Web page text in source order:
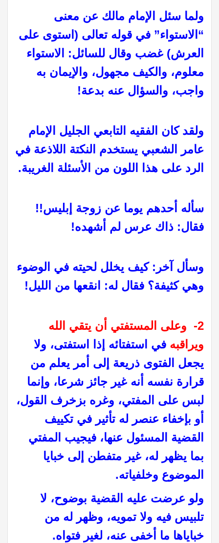
ولما سئل الإمام مالك عن معنى
“الاستواء” في قوله تعالى (استوى على
العرش) غضب وقال للسائل: الاستواء
معلوم، والكيف مجهول، والإيمان به
واجب، والسؤال عنه بدعة!
ولقد كان الفقيه التابعي الجليل الإمام
عامر الشعبي يستخدم النكتة اللاذعة في
الرد على هذا اللون من الأسئلة الغريبة.
سأله أحدهم يوما عن زوجة إبليس!!
فقال: ذاك عرس لم أشهده!
وسأل آخر: كيف يخلل لحيته في الوضوء
وهي كثيفة؟ فقال له: انقعها من الليل!
2- وعلى المستفتي أن يتقي الله
ويراقبه في استفتائه إذا استفتى، ولا
يجعل الفتوى ذريعة إلى أمر يعلم من
قرارة نفسه أنه غير جائز شرعا، وإنما
لبس على المفتي، وغره بزخرف القول،
أو بإخفاء عنصر له تأثير في تكييف
القضية المسئول عنها، فيجيب المفتي
بما يظهر له، غير متفطن إلى خبايا
الموضوع وخلفياته.
ولو عرضت عليه القضية بوضوح، لا
تلبيس فيه ولا تمويه، وظهر له من
خباياها ما أخفى عنه، لغير فتواه.